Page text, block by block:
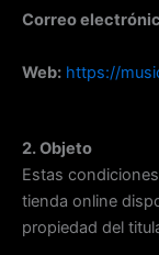
Correo
Web: https://
2. Objeto
Estas
tienda online
propiedad del